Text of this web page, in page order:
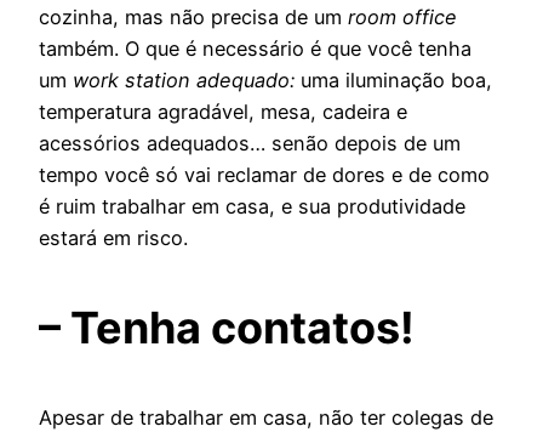
cozinha, mas não precisa de um room office
também. O que é necessário é que você tenha
um work station adequado: uma iluminação boa,
temperatura agradável, mesa, cadeira e
acessórios adequados… senão depois de um
tempo você só vai reclamar de dores e de como
é ruim trabalhar em casa, e sua produtividade
estará em risco.
– Tenha contatos!
Apesar de trabalhar em casa, não ter colegas de